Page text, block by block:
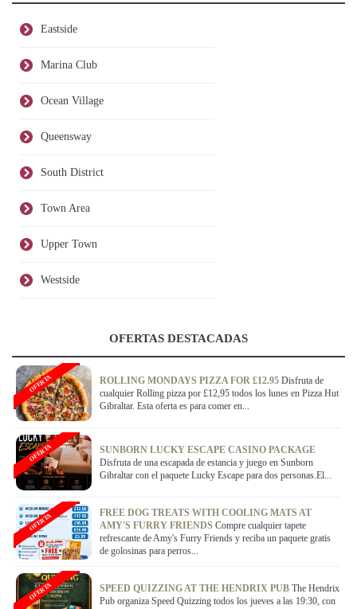
Eastside
Marina Club
Ocean Village
Queensway
South District
Town Area
Upper Town
Westside
OFERTAS DESTACADAS
ROLLING MONDAYS PIZZA FOR £12.95 Disfruta de
cualquier Rolling pizza por £12,95 todos los lunes en Pizza Hut
Gibraltar. Esta oferta es para comer en...
OFERTA
SUNBORN LUCKY ESCAPE CASINO PACKAGE
Disfruta de una escapada de estancia y juego en Sunborn
Gibraltar con el paquete Lucky Escape para dos personas.El...
OFERTA
FREE DOG TREATS WITH COOLING MATS AT
AMY'S FURRY FRIENDS Compre cualquier tapete
refrescante de Amy's Furry Friends y reciba un paquete gratis
de golosinas para perros...
OFERTA
SPEED QUIZZING AT THE HENDRIX PUB The Hendrix
Pub organiza Speed Quizzing todos los jueves a las 19:30, con
OFERTA